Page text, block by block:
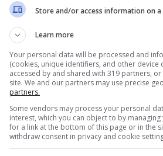
deve lasciare l’immobile
scadenza, sarà facoltà
di un Ufficiale
Succede se la riconsegna
previsto dalla Legge.
di mancata riconsegna.
Store and/or access information on a
Learn more
Your personal data will be processed and
(cookies, unique identifiers, and other device
accessed by and shared with 319 partners,
site. We and our partners may use precise
partners.
Some vendors may process your personal
interest, which you can object to by
for a link at the bottom of this page or in the
withdraw consent in privacy and cookie